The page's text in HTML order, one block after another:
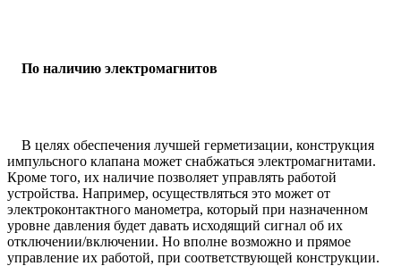
По наличию электромагнитов
В целях обеспечения лучшей герметизации, конструкция
импульсного клапана может снабжаться электромагнитами.
Кроме того, их наличие позволяет управлять работой
устройства. Например, осуществляться это может от
электроконтактного манометра, который при назначенном
уровне давления будет давать исходящий сигнал об их
отключении/включении. Но вполне возможно и прямое
управление их работой, при соответствующей конструкции.